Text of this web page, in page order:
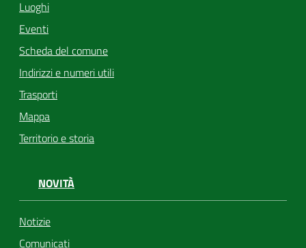
Luoghi
Eventi
Scheda del comune
Indirizzi e numeri utili
Trasporti
Mappa
Territorio e storia
NOVITÀ
Notizie
Comunicati